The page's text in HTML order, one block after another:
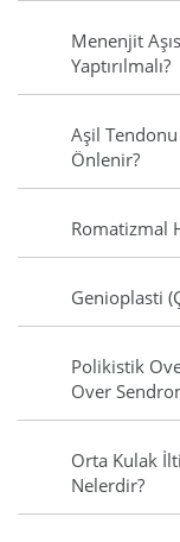
Menenjit
Yaptırılmalı?
Aşil Tendonu
Önlenir?
Romatizmal
Genioplasti
Polikistik
Over
Orta Kulak
Nelerdir?